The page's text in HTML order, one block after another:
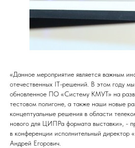
«Данное мероприятие является важным
отечественных IT-решений. В этом году
обновленное ПО «Систему КМУТ» на
тестовом полигоне, а также наши новые
концептуальные решения в области
нового для ЦИПРа формата выставки», -
в конференции исполнительный директор
Андрей Егорович.
141401, Россия, Московская обл., г.о.
г. Химки, ул. Рабочая, стр. 2А/7, к. 26,
© Все права защищены
ООО "Контроль ИТ" 2009-